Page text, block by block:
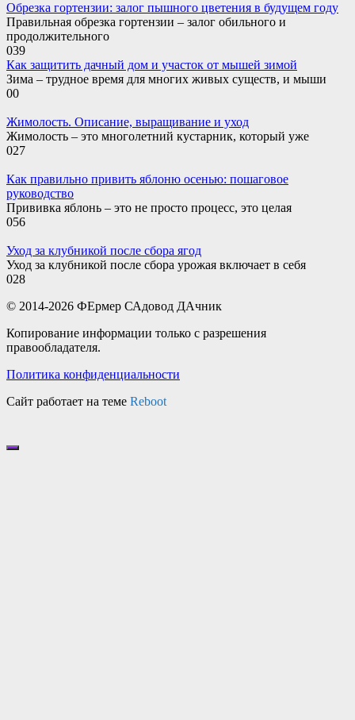
Обрезка гортензии: залог пышного цветения в будущем году
Правильная обрезка гортензии – залог обильного и
продолжительного
039
Как защитить дачный дом и участок от мышей зимой
Зима – трудное время для многих живых существ, и мыши
00
Жимолость. Описание, выращивание и уход
Жимолость – это многолетний кустарник, который уже
027
Как правильно привить яблоню осенью: пошаговое
руководство
Прививка яблонь – это не просто процесс, это целая
056
Уход за клубникой после сбора ягод
Уход за клубникой после сбора урожая включает в себя
028
© 2014-2026 ФЕрмер САдовод ДАчник
Копирование информации только с разрешения
правообладателя.
Политика конфиденциальности
Сайт работает на теме Reboot